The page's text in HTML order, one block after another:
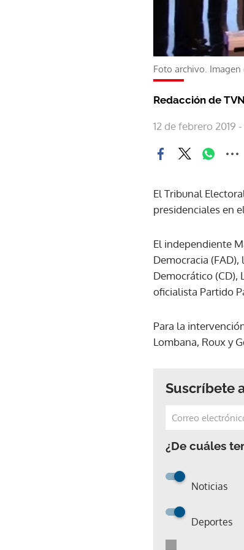
Foto archivo. Imagen
Redacción de
12 de febrero 2019 -
El Tribunal
presidenciales en
El independiente
Democracia
Democrático (CD),
oficialista Partido
Para la
Lombana, Roux y
Suscríbete
¿De cuáles
Noticias
Deportes